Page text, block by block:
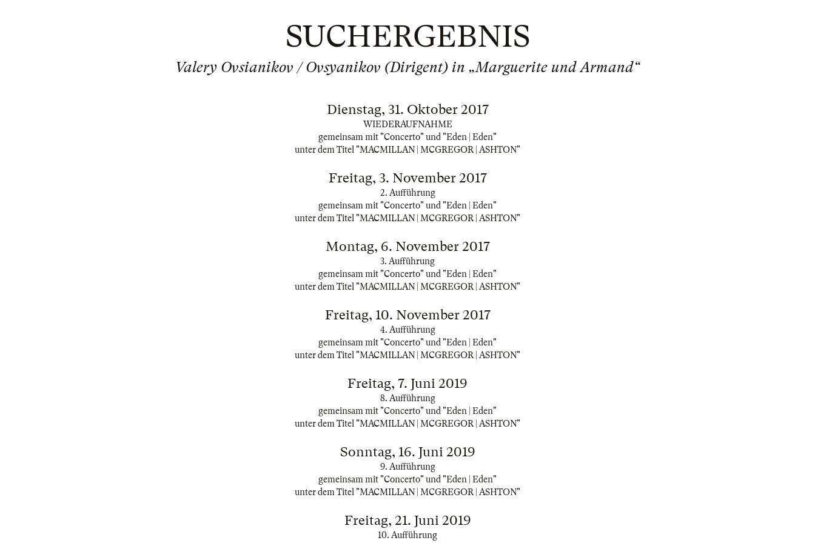
SUCHERGEBNIS
Valery Ovsianikov / Ovsyanikov (Dirigent) in „Marguerite und Armand“
Dienstag, 31. Oktober 2017
WIEDERAUFNAHME
gemeinsam mit "Concerto" und "Eden | Eden"
unter dem Titel "MACMILLAN | MCGREGOR | ASHTON"
Freitag, 3. November 2017
2. Aufführung
gemeinsam mit "Concerto" und "Eden | Eden"
unter dem Titel "MACMILLAN | MCGREGOR | ASHTON"
Montag, 6. November 2017
3. Aufführung
gemeinsam mit "Concerto" und "Eden | Eden"
unter dem Titel "MACMILLAN | MCGREGOR | ASHTON"
Freitag, 10. November 2017
4. Aufführung
gemeinsam mit "Concerto" und "Eden | Eden"
unter dem Titel "MACMILLAN | MCGREGOR | ASHTON"
Freitag, 7. Juni 2019
8. Aufführung
gemeinsam mit "Concerto" und "Eden | Eden"
unter dem Titel "MACMILLAN | MCGREGOR | ASHTON"
Sonntag, 16. Juni 2019
9. Aufführung
gemeinsam mit "Concerto" und "Eden | Eden"
unter dem Titel "MACMILLAN | MCGREGOR | ASHTON"
Freitag, 21. Juni 2019
10. Aufführung